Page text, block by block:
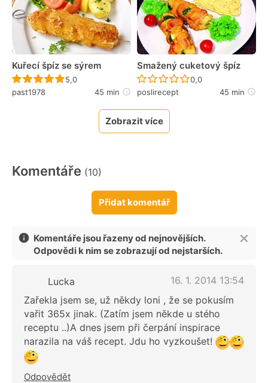
Kuřecí špíz se sýrem
Recept ještě nebyl hodnocen
5,0
past1978
45 min
Smažený cuketový špíz
Recept ještě nebyl
0,0
poslirecept
45 min
Zobrazit více
Komentáře (10)
Přidat komentář
Komentáře jsou řazeny od nejnovějších.
Odpovědi k nim se zobrazují od nejstarších.
Lucka
16. 1. 2014 13:54
Zařekla jsem se, už někdy loni , že se pokusím
vařit 365x jinak. (Zatím jsem někde u stého
receptu ..)A dnes jsem při čerpání inspirace
narazila na váš recept. Jdu ho vyzkoušet!
Odpovědět